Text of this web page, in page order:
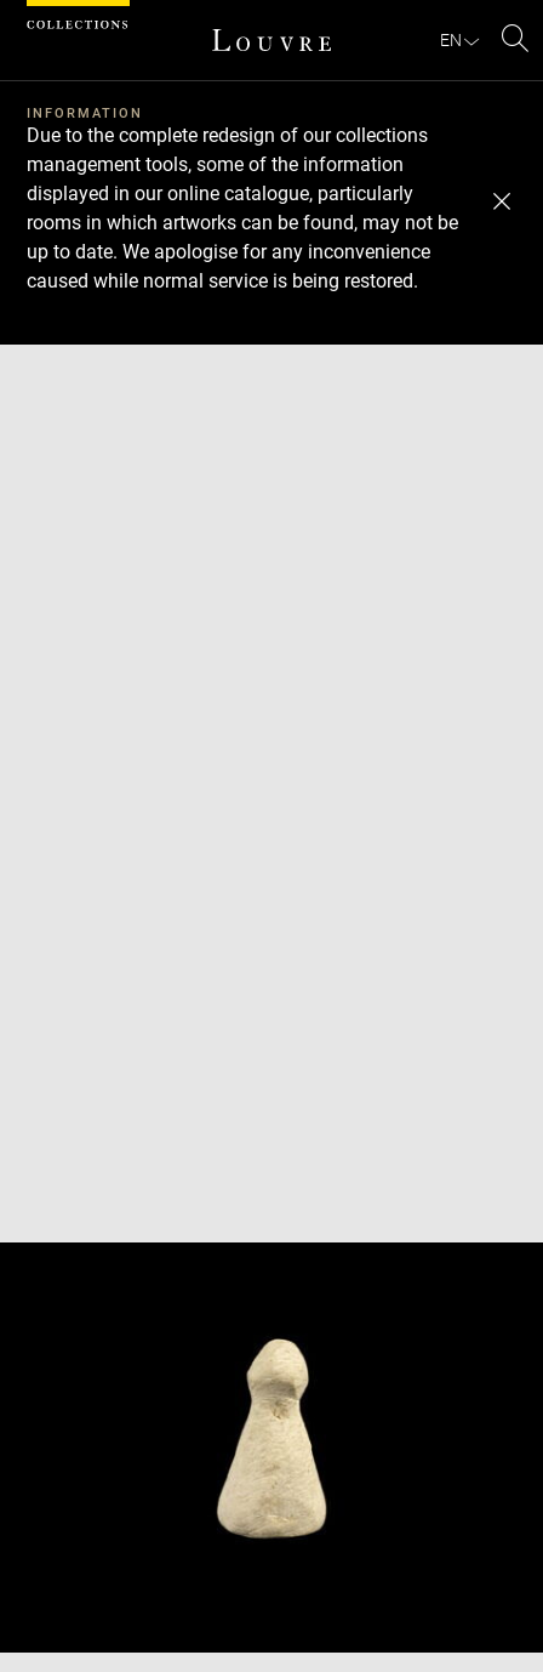
EN
INFORMATION
Due to the complete redesign of our collections
management tools, some of the information
displayed in our online catalogue, particularly
rooms in which artworks can be found, may not be
up to date. We apologise for any inconvenience
caused while normal service is being restored.
Download
Next
Previous
Cookies management panel